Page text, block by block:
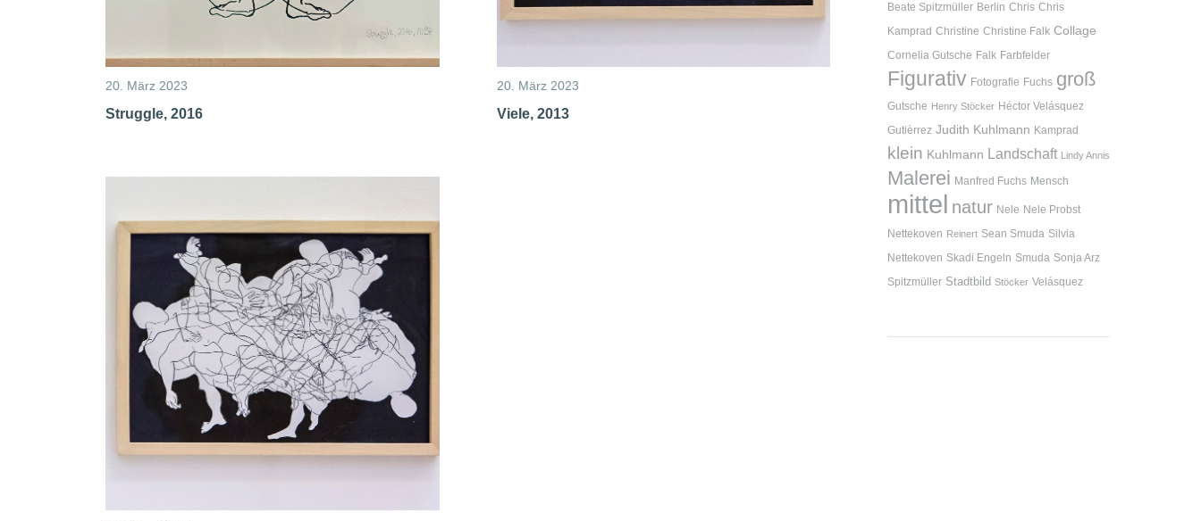
20. März 2023
Struggle, 2016
20. März 2023
Viele, 2013
Beate Spitzmüller Berlin Chris Chris
Kamprad Christine Christine Falk Collage
Cornelia Gutsche Falk Farbfelder
Figurativ Fotografie Fuchs groß
Gutsche Henry Stöcker Héctor Velásquez
Gutièrrez Judith Kuhlmann Kamprad
klein Kuhlmann Landschaft Lindy Annis
Malerei Manfred Fuchs Mensch
mittel natur Nele Nele Probst
Nettekoven Reinert Sean Smuda Silvia
Nettekoven Skadi Engeln Smuda Sonja Arz
Spitzmüller Stadtbild Stöcker Velásquez